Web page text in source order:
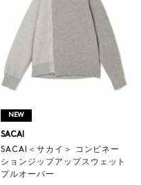
NEW
SACAI
SACAI＜サカイ＞ コンビネー
ションジップアップスウェット
プルオーバー